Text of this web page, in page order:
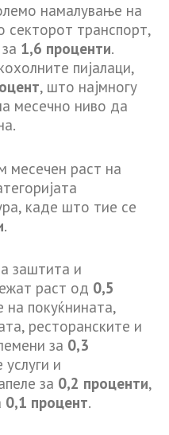
намалување на
секторот транспорт,
1,6 проценти.
пијалаци,
, што најмногу
месечно ниво да
месечен раст на
каде што тие се
.
заштита и
раст од 0,5
покуќнината,
ресторанските и
за 0,3
и
за 0,2 проценти,
0,1 процент.